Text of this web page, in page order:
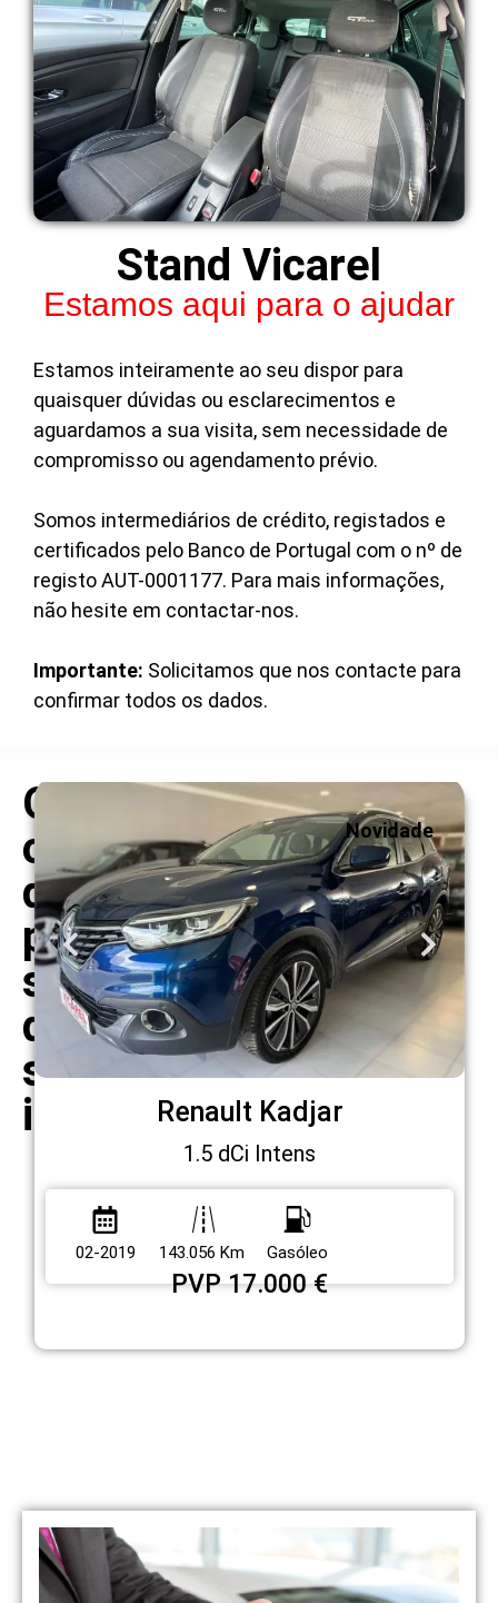
Stand Vicarel
Estamos aqui para o ajudar
Estamos inteiramente ao seu dispor para
quaisquer dúvidas ou esclarecimentos e
aguardamos a sua visita, sem necessidade de
compromisso ou agendamento prévio.
Somos intermediários de crédito, registados e
certificados pelo Banco de Portugal com o nº de
registo AUT-0001177. Para mais informações,
não hesite em contactar-nos.
Importante: Solicitamos que nos contacte para
confirmar todos os dados.
Outras
opções
que
podem
ser
do
seu
interesse
Novidade
Renault Kadjar
1.5 dCi Intens
02-2019 143.056 Km Gasóleo
PVP 17.000 €